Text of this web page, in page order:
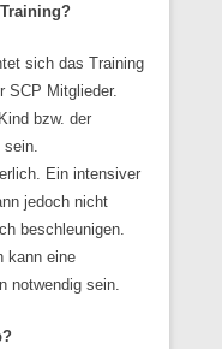
sich das Training
SCP Mitglieder.
bzw. der
Ein intensiver
jedoch nicht
beschleunigen.
kann eine
notwendig sein.